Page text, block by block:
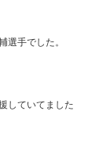
選手でした。
していてました